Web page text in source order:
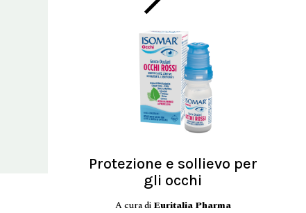
Protezione e sollievo per
gli occhi
A cura di Euritalia Pharma